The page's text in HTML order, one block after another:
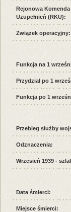
Rejonowa Komenda
Uzupełnień (RKU):
Związek operacyjny:
Funkcja na 1
Przydział po 1
Funkcja po 1
Przebieg służby
Odznaczenia:
Wrzesień 1939 -
Data śmierci:
Miejsce śmierci: